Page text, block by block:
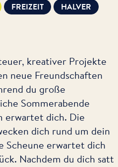
FREIZEIT HALVER
kreativer Projekte
neue Freundschaften
du große
Sommerabende
erwartet dich. Die
dich rund um dein
Scheune erwartet dich
Nachdem du dich satt